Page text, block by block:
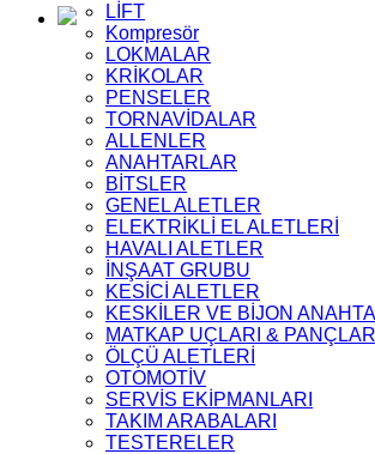
LİFT
Kompresör
LOKMALAR
KRİKOLAR
PENSELER
TORNAVİDALAR
ALLENLER
ANAHTARLAR
BİTSLER
GENEL ALETLER
ELEKTRİKLİ EL ALETLERİ
HAVALI ALETLER
İNŞAAT GRUBU
KESİCİ ALETLER
KESKİLER VE BİJON
MATKAP UÇLARI & PANÇLAR
ÖLÇÜ ALETLERİ
OTOMOTİV
SERVİS EKİPMANLARI
TAKIM ARABALARI
TESTERELER